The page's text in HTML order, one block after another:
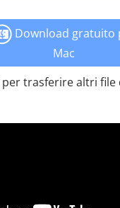
Download gratuito
Mac
per trasferire altri file